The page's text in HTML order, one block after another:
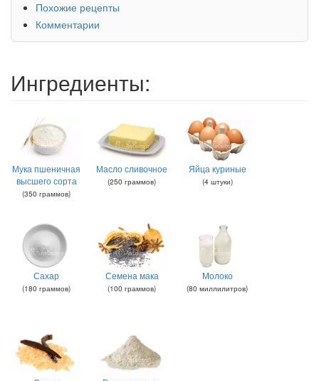
Похожие рецепты
Комментарии
Ингредиенты:
Мука пшеничная
высшего сорта
(350 граммов)
Масло сливочное
(250 граммов)
Яйца куриные
(4 штуки)
Сахар
(180 граммов)
Семена мака
(100 граммов)
Молоко
(80 миллилитров)